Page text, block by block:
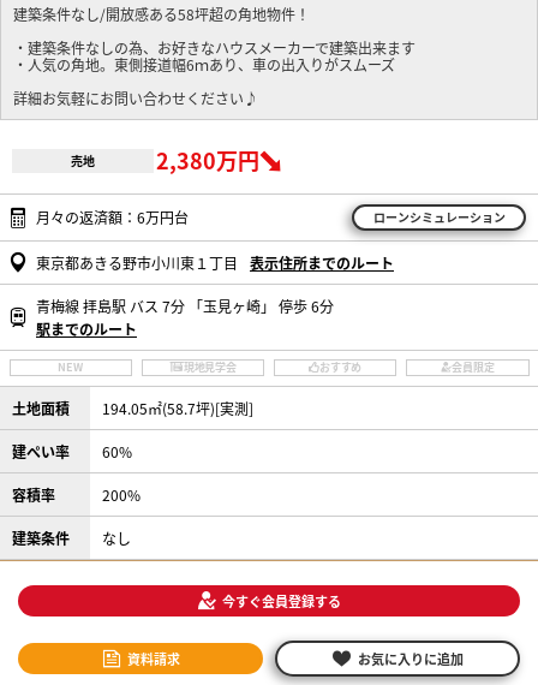
建築条件なし/開放感ある58坪超の角地物件！
・建築条件なしの為、お好きなハウスメーカーで建築出来ます
・人気の角地。東側接道幅6ｍあり、車の出入りがスムーズ
詳細お気軽にお問い合わせください♪
売地 2,380万円
月々の返済額：6万円台 ローンシミュレーション
東京都あきる野市小川東１丁目 表示住所までのルート
青梅線 拝島駅 バス 7分 「玉見ヶ崎」 停歩 6分
駅までのルート
NEW 現地見学会 おすすめ 会員限定
土地面積 194.05㎡(58.7坪)[実測]
建ぺい率 60%
容積率 200%
建築条件 なし
今すぐ会員登録する
資料請求 お気に入りに追加